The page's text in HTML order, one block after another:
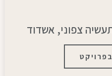
צפוני, אשדוד